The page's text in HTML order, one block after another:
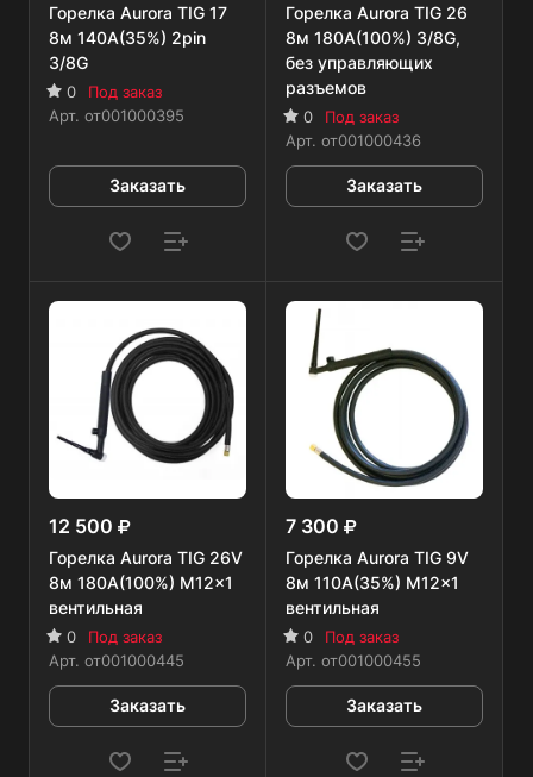
Горелка Aurora TIG 17
8м 140А(35%) 2pin
3/8G
0
Под заказ
Арт. от001000395
Заказать
Горелка Aurora TIG 26
8м 180А(100%) 3/8G,
без управляющих
разъемов
0
Под заказ
Арт. от001000436
Заказать
12 500
Горелка Aurora TIG 26V
8м 180А(100%) M12x1
вентильная
0
Под заказ
Арт. от001000445
Заказать
7 300
Горелка Aurora TIG 9V
8м 110А(35%) M12x1
вентильная
0
Под заказ
Арт. от001000455
Заказать